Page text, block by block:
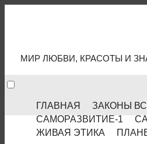
МИР ЛЮБВИ, КРАСОТЫ И
ГЛАВНАЯ ЗАКОНЫ
САМОРАЗВИТИЕ-1
ЖИВАЯ ЭТИКА